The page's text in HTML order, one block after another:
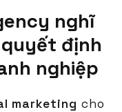
nghĩ
định
nghiệp
marketing cho